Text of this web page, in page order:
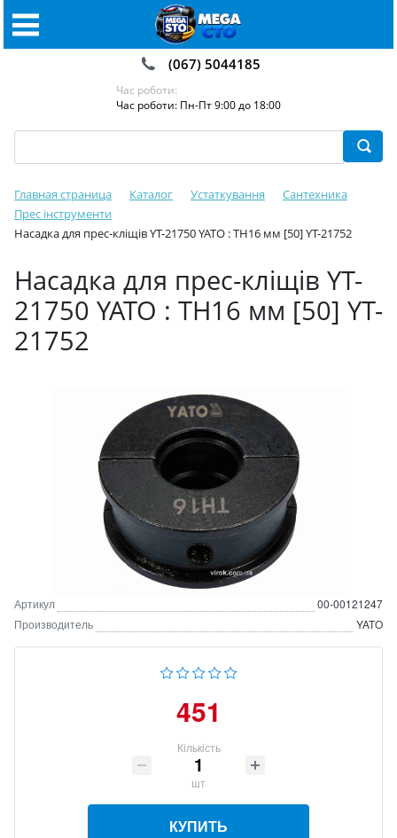
(067) 5044185
Час роботи:
Час роботи: Пн-Пт 9:00 до 18:00
Главная страница Каталог Устаткування
Сантехника
Прес інструменти️
Насадка для прес-кліщів YT-21750 YATO : TH16 мм [50] YT-21752
Насадка для прес-кліщів YT-
21750 YATO : TH16 мм [50] YT-
21752
Артикул
00-00121247
Производитель
YATO
451
Кількість
шт
КУПИТЬ